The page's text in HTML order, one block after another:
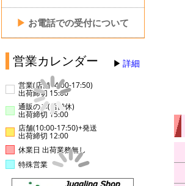
▶ お電話での受付について
営業カレンダー 詳細
営業(店舗14:00-17:50)
出荷締切 15:00
通販のみ(店舗休)
出荷締切 15:00
店舗(10:00-17:50)+発送
出荷締切 12:00
休業日 出荷業務無し
特殊営業